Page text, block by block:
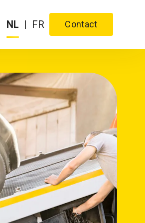
NL | FR Contact